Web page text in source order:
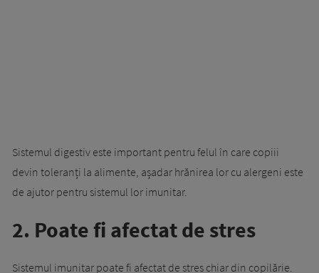
Sistemul digestiv este important pentru felul în care copiii
devin toleranți la alimente, așadar hrănirea lor cu alergeni este
de ajutor pentru sistemul lor imunitar.
2. Poate fi afectat de stres
Sistemul imunitar poate fi afectat de stres chiar din copilărie.